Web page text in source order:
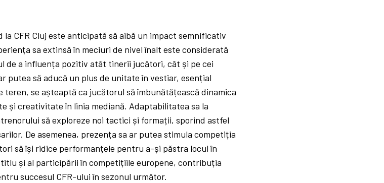
CFR Cluj este anticipată să aibă un impact semnificativ
sa extinsă în meciuri de nivel înalt este considerată
de a influența pozitiv atât tinerii jucători, cât și pe cei
putea să aducă un plus de unitate în vestiar, esențial
teren, se așteaptă ca jucătorul să îmbunătățească dinamica
și creativitate în linia mediană. Adaptabilitatea sa la
să exploreze noi tactici și formații, sporind astfel
De asemenea, prezența sa ar putea stimula competiția
să își ridice performanțele pentru a-și păstra locul în
și al participării în competițiile europene, contribuția
succesul CFR-ului în sezonul următor.